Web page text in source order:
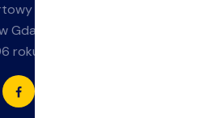
Gdańsku-Jasieniu. Działamy
roku przy SP 85.